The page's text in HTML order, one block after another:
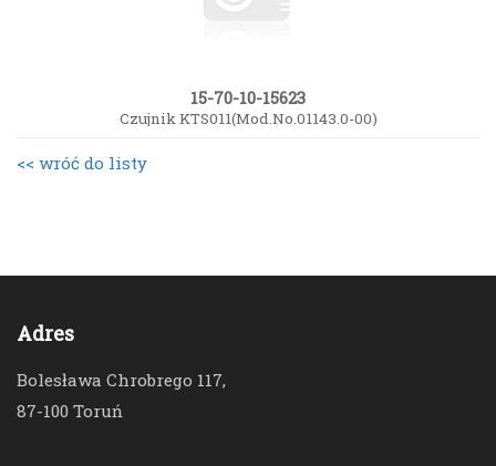
15-70-10-15623
Czujnik KTS011(Mod.No.01143.0-00)
<< wróć do listy
Adres
Bolesława Chrobrego 117,
87-100 Toruń